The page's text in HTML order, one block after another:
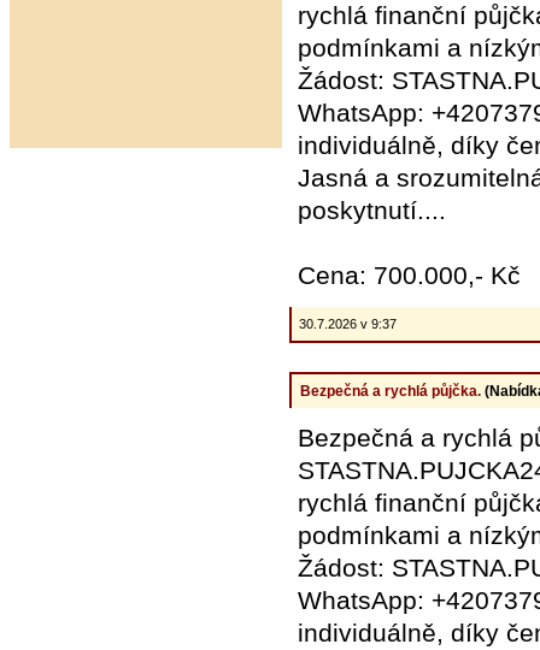
rychlá finanční
podmínkami a
Žádost:
WhatsApp:
individuálně, díky
Jasná a
poskytnutí....
Cena: 700.000,- Kč
30.7.2026 v 9:37
Bezpečná a rychlá půjčka.
Bezpečná a rychlá
rychlá finanční
podmínkami a
Žádost:
WhatsApp:
individuálně, díky